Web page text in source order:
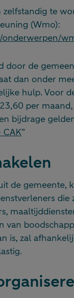
te
(Wmo):
door de
dan onder
hulp. Voor
per
bijdrage
CAK”
de gemeente,
van
is, zal